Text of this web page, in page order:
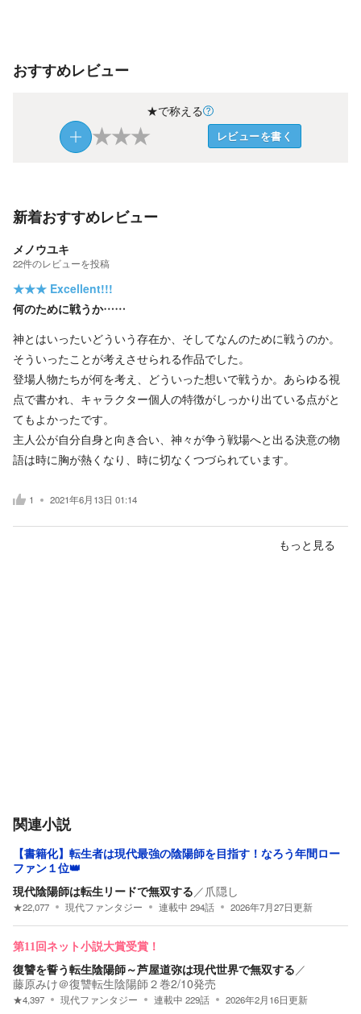
おすすめレビュー
★で称える
★★★ レビューを書く
新着おすすめレビュー
メノウユキ
22件のレビューを投稿
★★★ Excellent!!!
何のために戦うか……
神とはいったいどういう存在か、そしてなんのために戦うのか。
そういったことが考えさせられる作品でした。
登場人物たちが何を考え、どういった想いで戦うか。あらゆる視
点で書かれ、キャラクター個人の特徴がしっかり出ている点がと
てもよかったです。
主人公が自分自身と向き合い、神々が争う戦場へと出る決意の物
語は時に胸が熱くなり、時に切なくつづられています。
1 2021年6月13日 01:14
もっと見る
関連小説
【書籍化】転生者は現代最強の陰陽師を目指す！なろう年間ロー
ファン１位👑
現代陰陽師は転生リードで無双する ／ 爪隠し
★22,077 現代ファンタジー 連載中 294話 2026年7月27日更新
第11回ネット小説大賞受賞！
復讐を誓う転生陰陽師～芦屋道弥は現代世界で無双する ／
藤原みけ＠復讐転生陰陽師２巻2/10発売
★4,397 現代ファンタジー 連載中 229話 2026年2月16日更新